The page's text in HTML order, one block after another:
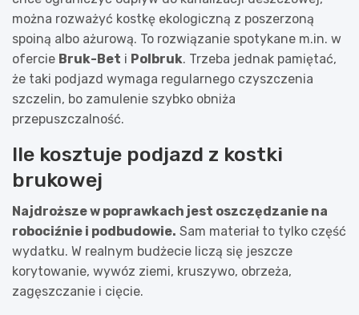
można rozważyć kostkę ekologiczną z poszerzoną
spoiną albo ażurową. To rozwiązanie spotykane m.in. w
ofercie Bruk-Bet i Polbruk. Trzeba jednak pamiętać,
że taki podjazd wymaga regularnego czyszczenia
szczelin, bo zamulenie szybko obniża
przepuszczalność.
Ile kosztuje podjazd z kostki
brukowej
Najdroższe w poprawkach jest oszczędzanie na
robociźnie i podbudowie. Sam materiał to tylko część
wydatku. W realnym budżecie liczą się jeszcze
korytowanie, wywóz ziemi, kruszywo, obrzeża,
zagęszczanie i cięcie.